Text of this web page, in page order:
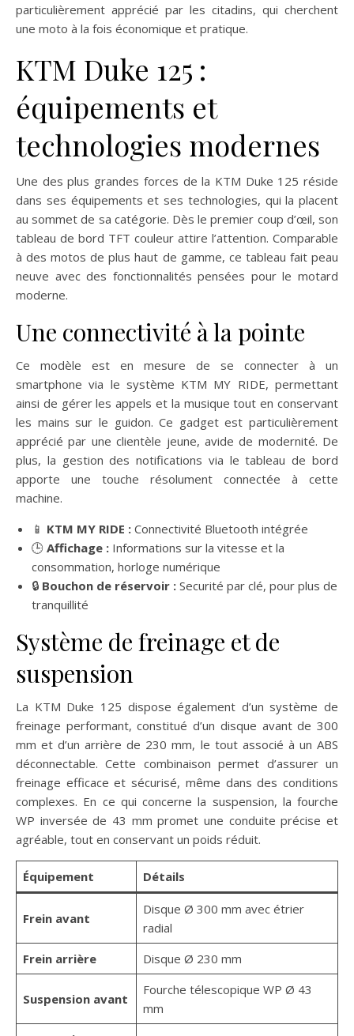
particulièrement apprécié par les citadins, qui cherchent
une moto à la fois économique et pratique.
KTM Duke 125 :
équipements et
technologies modernes
Une des plus grandes forces de la KTM Duke 125 réside
dans ses équipements et ses technologies, qui la placent
au sommet de sa catégorie. Dès le premier coup d’œil, son
tableau de bord TFT couleur attire l’attention. Comparable
à des motos de plus haut de gamme, ce tableau fait peau
neuve avec des fonctionnalités pensées pour le motard
moderne.
Une connectivité à la pointe
Ce modèle est en mesure de se connecter à un
smartphone via le système KTM MY RIDE, permettant
ainsi de gérer les appels et la musique tout en conservant
les mains sur le guidon. Ce gadget est particulièrement
apprécié par une clientèle jeune, avide de modernité. De
plus, la gestion des notifications via le tableau de bord
apporte une touche résolument connectée à cette
machine.
📱 KTM MY RIDE : Connectivité Bluetooth intégrée
🕒 Affichage : Informations sur la vitesse et la
consommation, horloge numérique
🔒 Bouchon de réservoir : Securité par clé, pour plus de
tranquillité
Système de freinage et de
suspension
La KTM Duke 125 dispose également d’un système de
freinage performant, constitué d’un disque avant de 300
mm et d’un arrière de 230 mm, le tout associé à un ABS
déconnectable. Cette combinaison permet d’assurer un
freinage efficace et sécurisé, même dans des conditions
complexes. En ce qui concerne la suspension, la fourche
WP inversée de 43 mm promet une conduite précise et
agréable, tout en conservant un poids réduit.
Équipement Détails
Frein avant
Disque Ø 300 mm avec étrier
radial
Frein arrière
Disque Ø 230 mm
Suspension avant
Fourche télescopique WP Ø 43
mm